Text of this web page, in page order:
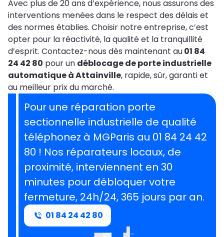
Avec plus de 20 ans d’expérience, nous assurons des
interventions menées dans le respect des délais et
des normes établies. Choisir notre entreprise, c’est
opter pour la réactivité, la qualité et la tranquillité
d’esprit. Contactez-nous dès maintenant au01 84
24 42 80 pour un déblocage de porte industrielle
automatique à Attainville, rapide, sûr, garanti et
au meilleur prix du marché.
Pour une réparation porte
sectionnelle industrielle de qualité
téléphonez à MGParis au 01 84 24 42
80 ! Nos réparateurs locaux, de
proximité, interviennent en 30
minutes pour débloquer votre
fermeture, 24h/24, 365 jours par an.
01 84 24 42 80